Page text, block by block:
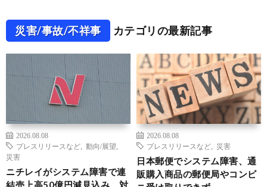
災害/事故/不祥事 カテゴリの最新記事
2026.08.08
プレスリリースなど
動向/展望
災害
ニチレイがシステム障害で連
結売上高50億円減見込み、対
2026.08.08
プレスリリースなど
災害
日本郵便でシステム障害、通
販購入商品の郵便局やコンビ